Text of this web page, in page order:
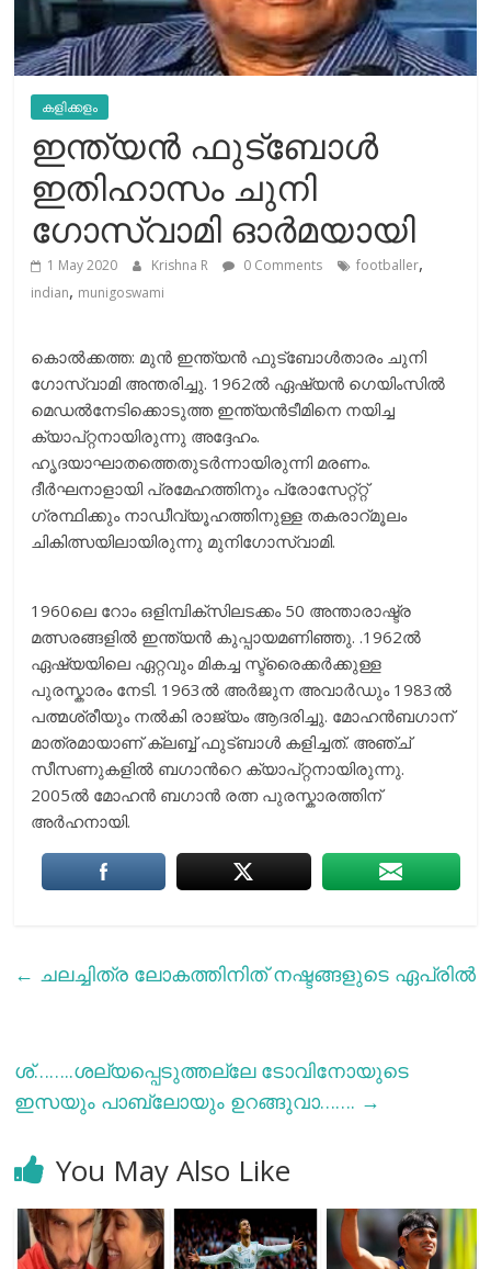
കളിക്കളം
ഇന്ത്യന്‍ ഫുട്ബോള്‍
ഇതിഹാസം ചുനി
ഗോസ്വാമി ഓര്‍മയായി
1 May 2020 Krishna R 0 Comments footballer,
indian, munigoswami
കൊൽക്കത്ത: മുന്‍ ഇന്ത്യന്‍ ഫുട്ബോള്‍താരം ചുനി
ഗോസ്വാമി അന്തരിച്ചു. 1962ല്‍ ഏഷ്യന്‍ ഗെയിംസില്‍
മെഡല്‍നേടിക്കൊടുത്ത ഇന്ത്യന്‍ടീമിനെ നയിച്ച
ക്യാപ്റ്റനായിരുന്നു അദ്ദേഹം.
ഹൃദയാഘാതത്തെതുടര്‍ന്നായിരുന്നി മരണം.
ദീര്‍ഘനാളായി പ്രമേഹത്തിനും പ്രോസേറ്റ്റ്റ്
ഗ്രന്ഥിക്കും നാഡീവ്യൂഹത്തിനുള്ള തകരാറ്മൂലം
ചികിത്സയിലായിരുന്നു മുനിഗോസ്വാമി.
1960ലെ റോം ഒളിമ്പിക്സിലടക്കം 50 അന്താരാഷ്ട്ര
മത്സരങ്ങളിൽ ഇന്ത്യൻ കുപ്പായമണിഞ്ഞു. .1962ൽ
ഏഷ്യയിലെ ഏറ്റവും മികച്ച സ്ട്രൈക്കർക്കുള്ള
പുരസ്കാരം നേടി. 1963ൽ അർജുന അവാർഡും 1983ൽ
പത്മശ്രീയും നൽകി രാജ്യം ആദരിച്ചു. മോഹൻബഗാന്
മാത്രമായാണ് ക്ലബ്ബ് ഫുട്ബാൾ കളിച്ചത്. അഞ്ച്
സീസണുകളിൽ ബഗാന്‍റെ ക്യാപ്റ്റനായിരുന്നു.
2005ൽ മോഹൻ ബഗാൻ രത്ന പുരസ്കാരത്തിന്
അർഹനായി.
← ചലച്ചിത്ര ലോകത്തിനിത് നഷ്ടങ്ങളുടെ ഏപ്രില്‍
ശ്……..ശല്യപ്പെടുത്തല്ലേ ടോവിനോയുടെ
ഇസയും പാബ്ലോയും ഉറങ്ങുവാ……. →
You May Also Like